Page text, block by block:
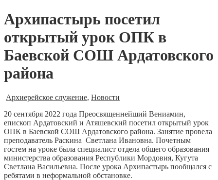
Архипастырь посетил
открытый урок ОПК в
Баевской СОШ Ардатовского
района
Архиерейское служение, Новости
20 сентября 2022 года Преосвященнейший Вениамин,
епископ Ардатовский и Атяшевский посетил открытый урок
ОПК в Баевской СОШ Ардатовского района. Занятие провела
преподаватель Раскина Светлана Ивановна. Почетным
гостем на уроке была специалист отдела общего образования
министерства образования Республики Мордовия, Кугута
Светлана Васильевна. После урока Архипастырь пообщался с
ребятами в неформальной обстановке.